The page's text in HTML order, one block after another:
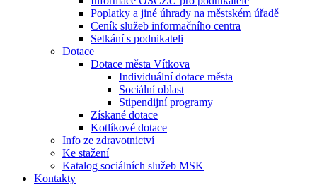
Poplatky a jiné úhrady na městském úřadě
Ceník služeb informačního centra
Setkání s podnikateli
Dotace
Dotace města Vítkova
Individuální dotace města
Sociální oblast
Stipendijní programy
Získané dotace
Kotlíkové dotace
Info ze zdravotnictví
Ke stažení
Katalog sociálních služeb MSK
Kontakty